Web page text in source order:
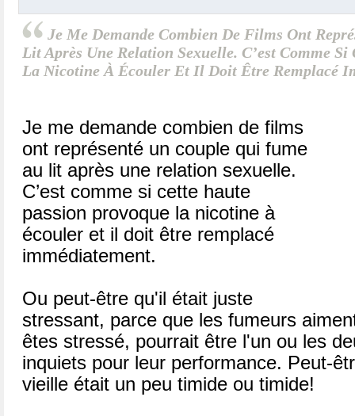
Je Me Demande Combien De Films Ont
Lit Après Une Relation Sexuelle. C’est Comme
La Nicotine À Écouler Et Il Doit Être Remplacé
Je me demande combien de films
ont représenté un couple qui fume
au lit après une relation sexuelle.
C’est comme si cette haute
passion provoque la nicotine à
écouler et il doit être remplacé
immédiatement.
Ou peut-être qu'il était juste
stressant, parce que les fumeurs
êtes stressé, pourrait être l'un ou les
inquiets pour leur performance. Peut-
vieille était un peu timide ou timide!